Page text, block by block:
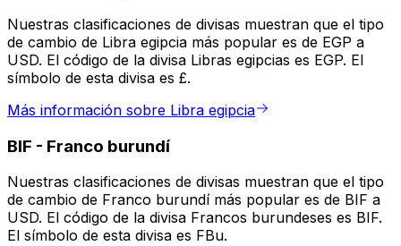
Nuestras clasificaciones de divisas muestran que el tipo
de cambio de Libra egipcia más popular es de EGP a
USD. El código de la divisa Libras egipcias es EGP. El
símbolo de esta divisa es £.
Más información sobre Libra egipcia
BIF - Franco burundí
Nuestras clasificaciones de divisas muestran que el tipo
de cambio de Franco burundí más popular es de BIF a
USD. El código de la divisa Francos burundeses es BIF.
El símbolo de esta divisa es FBu.